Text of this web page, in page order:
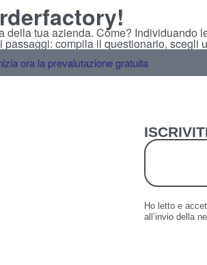
tua azienda. Come? Individuando
compila il questionario,
ora la prevalutazione gratuita
Ho letto e
all’invio della